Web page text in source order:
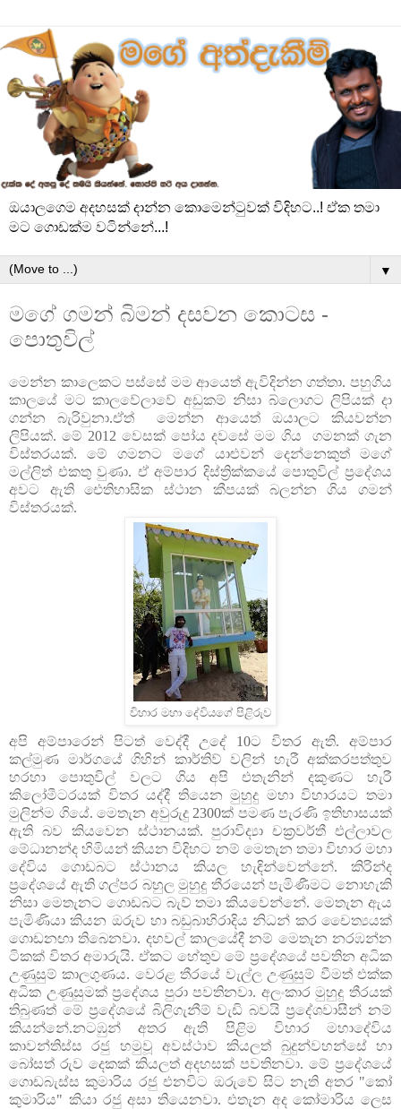
ඔයාලගෙම අදහසක් දාන්න කොමෙන්ටුවක් විදිහට..! ඒක තමා
මට ගොඩක්ම වටින්නේ...!
▼
මගේ ගමන් බිමන් දසවන කොටස -
පොතුවිල්
මෙන්න කාලෙකට පස්සේ මම ආයෙත් ඇවිදින්න ගත්තා. පහුගිය
කාලයේ මට කාලවේලාවේ අඩුකම් නිසා බ්ලොගට ලිපියක් දා
ගන්න බැරිවුනා.ඒත් මෙන්න ආයෙත් ඔයාලට කියවන්න
ලිපියක්. මේ 2012 වෙසක් පෝය දවසේ මම ගිය ගමනක් ගැන
විස්තරයක්. මේ ගමනට මගේ යාළුවන් දෙන්නෙකුත් මගේ
මල්ලිත් එකතු වුණා. ඒ අම්පාර දිස්ත්‍රික්කයේ පොතුවිල් ප්‍රදේශය
අවට ඇති ඓතිහාසික ස්ථාන කීපයක් බලන්න ගිය ගමන්
විස්තරයක්.
විහාර මහා දේවියගේ පිළිරුව
අපි අම්පාරෙන් පිටත් වෙද්දී උදේ 10ට විතර ඇති. අම්පාර
කල්මුණ මාර්ගයේ ගිහින් කාර්තිව් වලින් හැරී අක්කරපත්තුව
හරහා පොතුවිල් වලට ගිය අපි එතැනින් දකුණට හැරී
කිලෝමීටරයක් විතර යද්දී තියෙන මුහුදු මහා විහාරයට තමා
මුලින්ම ගියේ. මෙතැන අවුරුදු 2300ක් පමණ පැරණි ඉතිහාසයක්
ඇති බව කියවෙන ස්ථානයක්. පුරාවිද්‍යා චක්‍රවර්තී එල්ලාවල
මේධානන්ද හිමියන් කියන විදිහට නම් මෙතැන තමා විහාර මහා
දේවිය ගොඩබට ස්ථානය කියල හැඳින්වෙන්නේ. කිරින්ද
ප්‍රදේශයේ ඇති ගල්පර බහුල මුහුදු තීරයෙන් පැමිණීමට නොහැකි
නිසා මෙතැනට ගොඩබට බැව් තමා කියවෙන්නේ. මෙතැන ඇය
පැමිණියා කියන ඔරුව හා බඩුබාහිරාදිය නිධන් කර චෛත්‍යයක්
ගොඩනඟා තිබෙනවා. දහවල් කාලයේදී නම් මෙතැන නරඹන්න
ටිකක් විතර අමාරුයි. ඒකට හේතුව මේ ප්‍රදේශයේ පවතින අධික
උණුසුම් කාලගුණය. වෙරළ තීරයේ වැල්ල උණුසුම් වීමත් එක්ක
අධික උණුසුමක් ප්‍රදේශය පුරා පවතිනවා. අලංකාර මුහුදු තීරයක්
තිබුණත් මේ ප්‍රදේශයේ බිලිගැනීම් වැඩි බවයි ප්‍රදේශවාසීන් නම්
කියන්නේ.නටඹුන් අතර ඇති පිළිම විහාර මහාදේවිය
කාවන්තිස්ස රජු හමුවූ අවස්ථාව කියලත් බුදුන්වහන්සේ හා
බෝසත් රුව දෙකක් කියලත් අදහසක් පවතිනවා. මේ ප්‍රදේශයේ
ගොඩබැස්ස කුමාරිය රජු එනවිට ඔරුවේ සිට නැති අතර "කෝ
කුමාරිය" කියා රජු අසා තියෙනවා. එතැන අද කෝමාරිය ලෙස